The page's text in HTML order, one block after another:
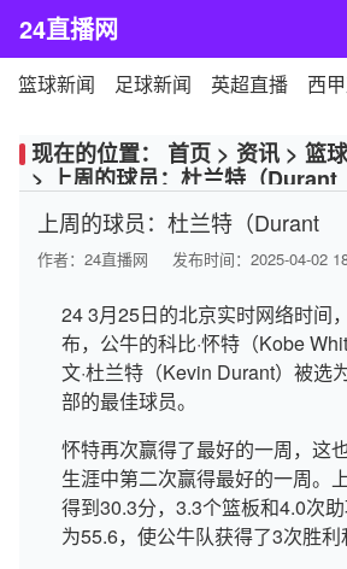
24直播网
篮球新闻 足球新闻 英超直播 西
现在的位置： 首页 > 资讯 > 篮
> 上周的球员：杜兰特（Durant
上周的球员：杜兰特（Durant
作者： 24直播网 发布时间：2025-04-02
24 3月25日的北京实时网络时间
布，公牛的科比·怀特（Kobe
文·杜兰特（Kevin Durant）被选
部的最佳球员。
怀特再次赢得了最好的一周，这
生涯中第二次赢得最好的一周。
得到30.3分，3.3个篮板和4.0次
为55.6，使公牛队获得了3次胜利